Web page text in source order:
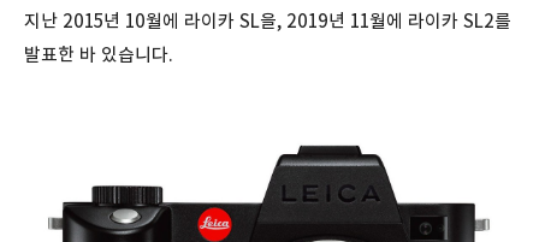
지난 2015년 10월에 라이카 SL을, 2019년 11월에 라이카 SL2를
발표한 바 있습니다.